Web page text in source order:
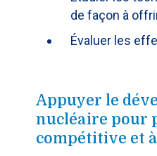
de façon à
Évaluer les
Appuyer le
nucléaire pour
compétitive et